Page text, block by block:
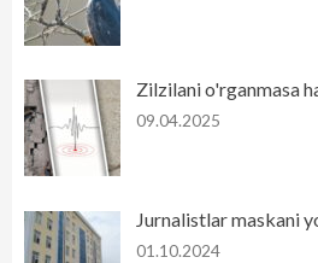
Zilzilani o'rganmasa
09.04.2025
Jurnalistlar maskani
01.10.2024